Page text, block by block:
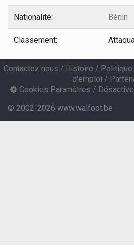
Nationalité: Bénin
Classement:
Contactez nous / Histoire /
d'emploi /
Cookies Paramètres /
© 2002-2026 www.walfoot.be